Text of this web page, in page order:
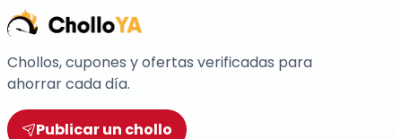
Chollos, cupones y ofertas verificadas para
ahorrar cada día.
Publicar un chollo